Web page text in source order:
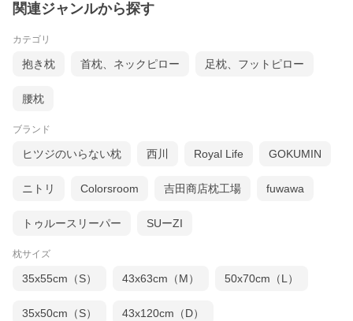
関連ジャンルから探す
カテゴリ
抱き枕 首枕、ネックピロー 足枕、フットピロー
腰枕
ブランド
ヒツジのいらない枕 西川 Royal Life GOKUMIN
ニトリ Colorsroom 吉田商店枕工場 fuwawa
トゥルースリーパー SUーZI
枕サイズ
35x55cm（S） 43x63cm（M） 50x70cm（L）
35x50cm（S） 43x120cm（D）